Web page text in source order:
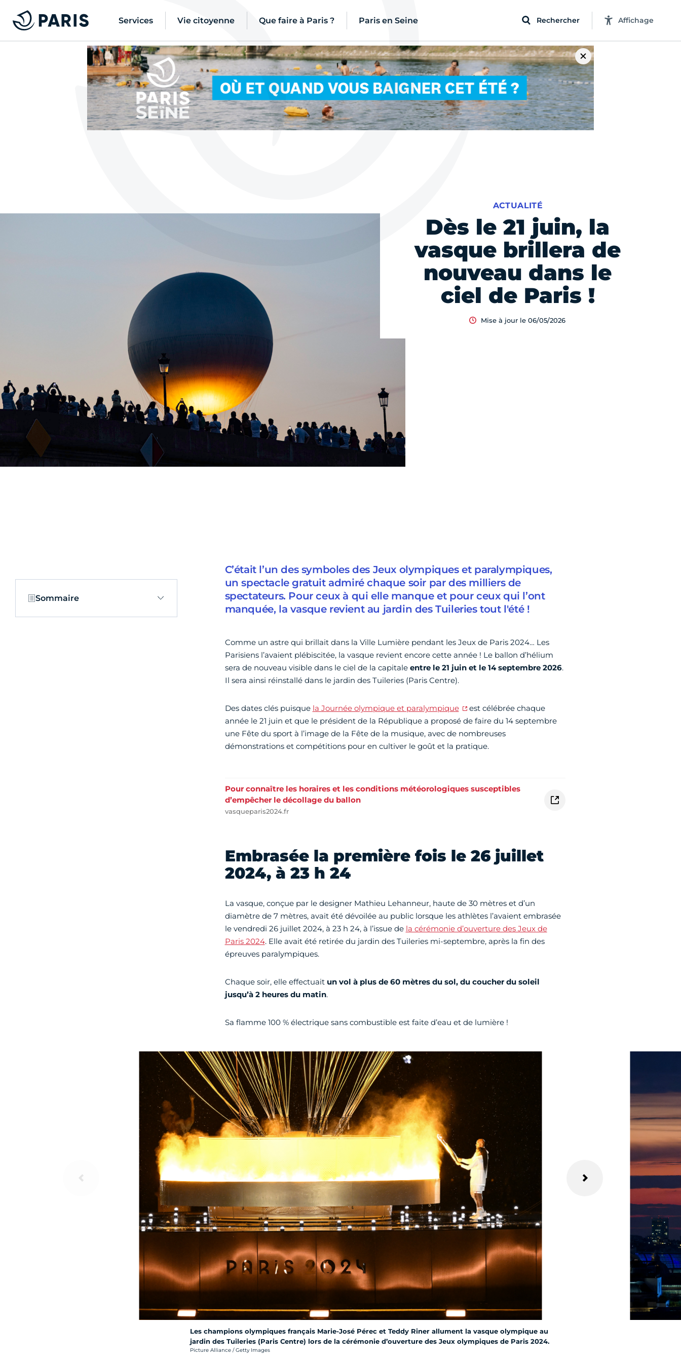
Services Vie citoyenne Que faire à Paris ? Paris en Seine Rechercher Affichage
Dès le 21 juin, la
vasque brillera de
nouveau dans le
ciel de Paris !
ACTUALITÉ
Mise à jour le 06/05/2026
Sommaire
C’était l’un des symboles des Jeux olympiques et paralympiques,
un spectacle gratuit admiré chaque soir par des milliers de
spectateurs. Pour ceux à qui elle manque et pour ceux qui l’ont
manquée, la vasque revient au jardin des Tuileries tout l'été !
Comme un astre qui brillait dans la Ville Lumière pendant les Jeux de Paris 2024… Les
Parisiens l’avaient plébiscitée, la vasque revient encore cette année ! Le ballon d’hélium
sera de nouveau visible dans le ciel de la capitale entre le 21 juin et le 14 septembre 2026.
Il sera ainsi réinstallé dans le jardin des Tuileries (Paris Centre).
Des dates clés puisque la Journée olympique et paralympique
est célébrée chaque
année le 21 juin et que le président de la République a proposé de faire du 14 septembre
une Fête du sport à l’image de la Fête de la musique, avec de nombreuses
démonstrations et compétitions pour en cultiver le goût et la pratique.
Pour connaître les horaires et les conditions météorologiques susceptibles
d’empêcher le décollage du ballon
vasqueparis2024.fr
Embrasée la première fois le 26 juillet
2024, à 23 h 24
La vasque, conçue par le designer Mathieu Lehanneur, haute de 30 mètres et d’un
diamètre de 7 mètres, avait été dévoilée au public lorsque les athlètes l’avaient embrasée
le vendredi 26 juillet 2024, à 23 h 24, à l’issue de la cérémonie d’ouverture des Jeux de
Paris 2024. Elle avait été retirée du jardin des Tuileries mi-septembre, après la fin des
épreuves paralympiques.
Chaque soir, elle effectuait un vol à plus de 60 mètres du sol, du coucher du soleil
jusqu’à 2 heures du matin.
Sa flamme 100 % électrique sans combustible est faite d’eau et de lumière !
Les champions olympiques français Marie-José Pérec et Teddy Riner allument la vasque olympique au
jardin des Tuileries (Paris Centre) lors de la cérémonie d’ouverture des Jeux olympiques de Paris 2024.
Crédit photo :
Picture Alliance / Getty Images